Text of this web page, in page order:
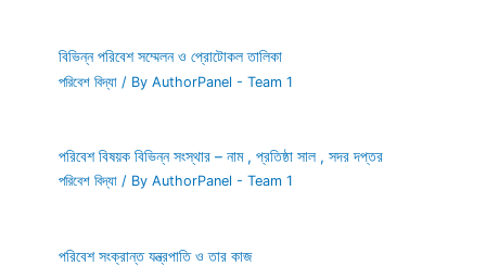
বিভিন্ন পরিবেশ সম্মেলন ও প্রোটোকল তালিকা
পরিবেশ বিদ্যা / ByAuthorPanel - Team 1
পরিবেশ বিষয়ক বিভিন্ন সংস্থার – নাম , প্রতিষ্ঠা সাল , সদর দপ্তর
পরিবেশ বিদ্যা / ByAuthorPanel - Team 1
পরিবেশ সংক্রান্ত যন্ত্রপাতি ও তার কাজ